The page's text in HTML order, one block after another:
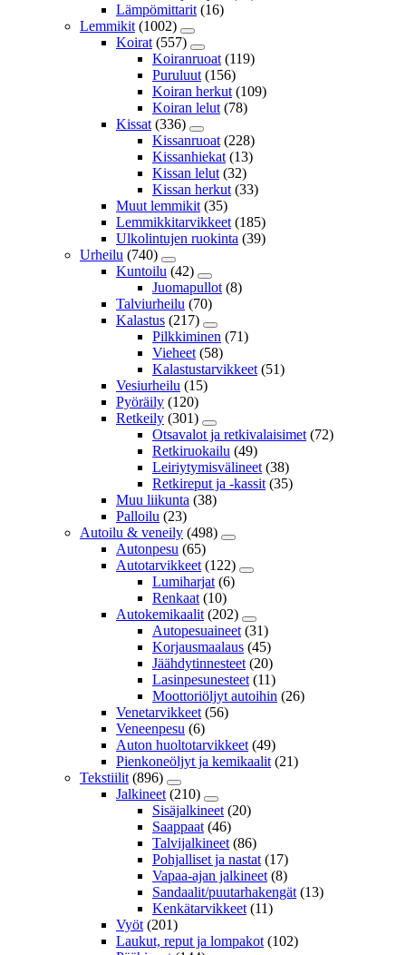
Lämpömittarit (16)
Lemmikit (1002)
Koirat (557)
Koiranruoat (119)
Puruluut (156)
Koiran herkut (109)
Koiran lelut (78)
Kissat (336)
Kissanruoat (228)
Kissanhiekat (13)
Kissan lelut (32)
Kissan herkut (33)
Muut lemmikit (35)
Lemmikkitarvikkeet (185)
Ulkolintujen ruokinta (39)
Urheilu (740)
Kuntoilu (42)
Juomapullot (8)
Talviurheilu (70)
Kalastus (217)
Pilkkiminen (71)
Vieheet (58)
Kalastustarvikkeet (51)
Vesiurheilu (15)
Pyöräily (120)
Retkeily (301)
Otsavalot ja retkivalaisimet (72)
Retkiruokailu (49)
Leiriytymisvälineet (38)
Retkireput ja -kassit (35)
Muu liikunta (38)
Palloilu (23)
Autoilu & veneily (498)
Autonpesu (65)
Autotarvikkeet (122)
Lumiharjat (6)
Renkaat (10)
Autokemikaalit (202)
Autopesuaineet (31)
Korjausmaalaus (45)
Jäähdytinnesteet (20)
Lasinpesunesteet (11)
Moottoriöljyt autoihin (26)
Venetarvikkeet (56)
Veneenpesu (6)
Auton huoltotarvikkeet (49)
Pienkoneöljyt ja kemikaalit (21)
Tekstiilit (896)
Jalkineet (210)
Sisäjalkineet (20)
Saappaat (46)
Talvijalkineet (86)
Pohjalliset ja nastat (17)
Vapaa-ajan jalkineet (8)
Sandaalit/puutarhakengät (13)
Kenkätarvikkeet (11)
Vyöt (201)
Laukut, reput ja lompakot (102)